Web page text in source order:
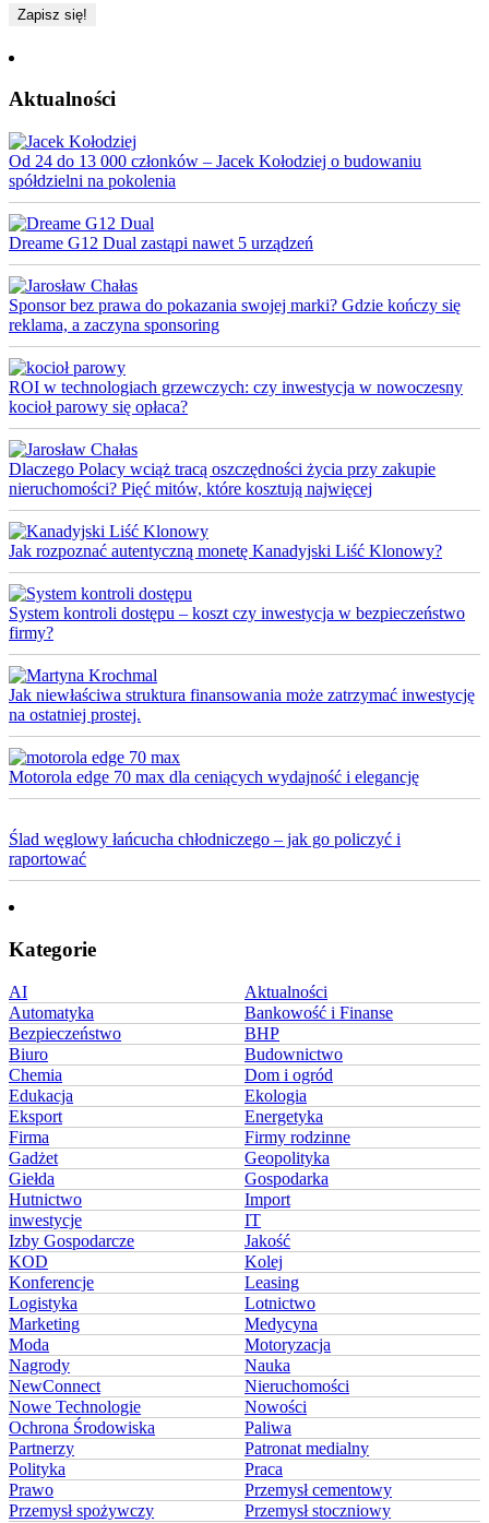
Aktualności
Od 24 do 13 000 członków – Jacek Kołodziej o budowaniu
spółdzielni na pokolenia
Dreame G12 Dual zastąpi nawet 5 urządzeń
Sponsor bez prawa do pokazania swojej marki? Gdzie kończy się
reklama, a zaczyna sponsoring
ROI w technologiach grzewczych: czy inwestycja w nowoczesny
kocioł parowy się opłaca?
Dlaczego Polacy wciąż tracą oszczędności życia przy zakupie
nieruchomości? Pięć mitów, które kosztują najwięcej
Jak rozpoznać autentyczną monetę Kanadyjski Liść Klonowy?
System kontroli dostępu – koszt czy inwestycja w bezpieczeństwo
firmy?
Jak niewłaściwa struktura finansowania może zatrzymać inwestycję
na ostatniej prostej.
Motorola edge 70 max dla ceniących wydajność i elegancję
Ślad węglowy łańcucha chłodniczego – jak go policzyć i
raportować
Kategorie
AI
Aktualności
Automatyka
Bankowość i Finanse
Bezpieczeństwo
BHP
Biuro
Budownictwo
Chemia
Dom i ogród
Edukacja
Ekologia
Eksport
Energetyka
Firma
Firmy rodzinne
Gadżet
Geopolityka
Giełda
Gospodarka
Hutnictwo
Import
inwestycje
IT
Izby Gospodarcze
Jakość
KOD
Kolej
Konferencje
Leasing
Logistyka
Lotnictwo
Marketing
Medycyna
Moda
Motoryzacja
Nagrody
Nauka
NewConnect
Nieruchomości
Nowe Technologie
Nowości
Ochrona Środowiska
Paliwa
Partnerzy
Patronat medialny
Polityka
Praca
Prawo
Przemysł cementowy
Przemysł spożywczy
Przemysł stoczniowy